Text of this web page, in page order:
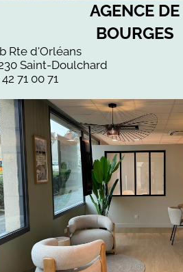
AGENCE DE
BOURGES
Rte d'Orléans
Saint-Doulchard
71 00 71